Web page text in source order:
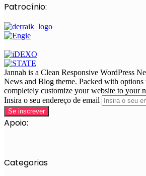
Patrocínio:
Jannah is a Clean Responsive WordPress
News and Blog theme. Packed with
completely customize your website to your
Insira o seu endereço de email
Apoio:
Categorias